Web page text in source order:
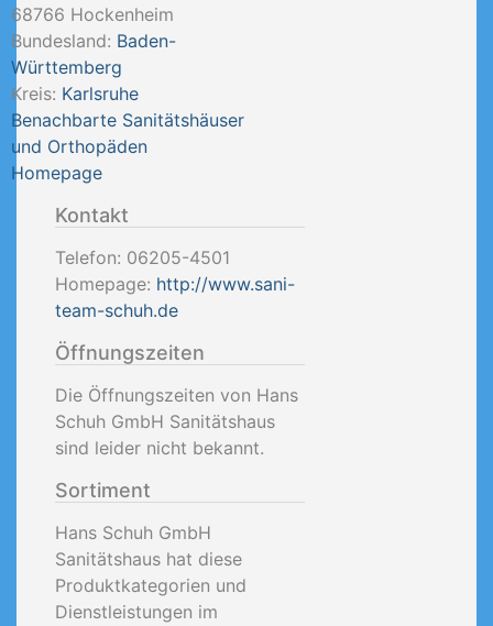
68766 Hockenheim
Bundesland: Baden-
Württemberg
Kreis: Karlsruhe
Benachbarte Sanitätshäuser
und Orthopäden
Homepage
Kontakt
Telefon: 06205-4501
Homepage: http://www.sani-
team-schuh.de
Öffnungszeiten
Die Öffnungszeiten von Hans
Schuh GmbH Sanitätshaus
sind leider nicht bekannt.
Sortiment
Hans Schuh GmbH
Sanitätshaus hat diese
Produktkategorien und
Dienstleistungen im